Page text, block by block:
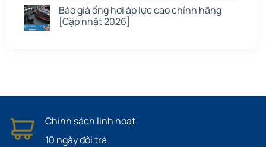
Báo giá ống hơi áp lực cao chính hãng
[Cập nhật 2026]
Chính sách linh hoạt
10 ngày đổi trả